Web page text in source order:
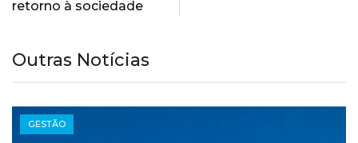
retorno à sociedade
Outras Notícias
GESTÃO